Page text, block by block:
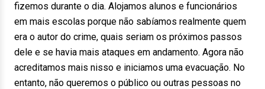
fizemos durante o dia. Alojamos alunos e funcionários
em mais escolas porque não sabíamos realmente quem
era o autor do crime, quais seriam os próximos passos
dele e se havia mais ataques em andamento. Agora não
acreditamos mais nisso e iniciamos uma evacuação. No
entanto, não queremos o público ou outras pessoas no